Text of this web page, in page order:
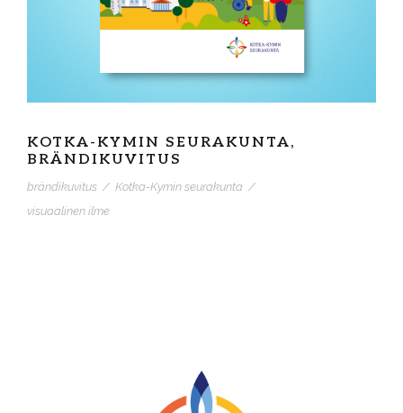
KOTKA-KYMIN SEURAKUNTA,
BRÄNDIKUVITUS
brändikuvitus / Kotka-Kymin seurakunta /
visuaalinen ilme